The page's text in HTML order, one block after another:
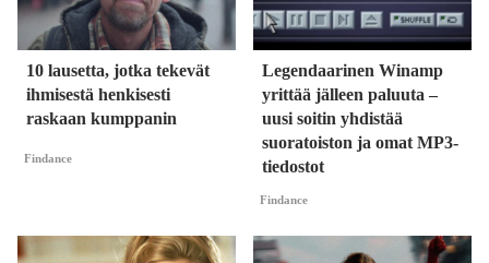
10 lausetta, jotka tekevät
ihmisestä henkisesti
raskaan kumppanin
Findance
Legendaarinen Winamp
yrittää jälleen paluuta –
uusi soitin yhdistää
suoratoiston ja omat MP3-
tiedostot
Findance